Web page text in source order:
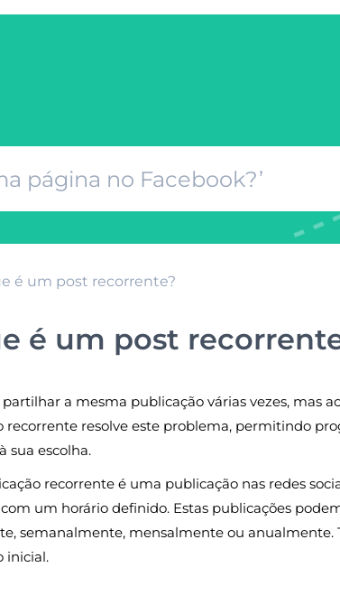
é um post recorrente?
é um post
partilhar a mesma publicação várias vezes, mas
recorrente resolve este problema, permitindo
sua escolha.
recorrente é uma publicação nas redes
um horário definido. Estas publicações
semanalmente, mensalmente ou
inicial.